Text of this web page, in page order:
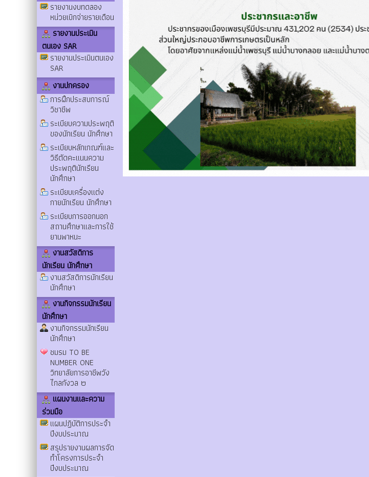
รายงานงบทดลอง
หน่วยเบิกจ่ายรายเดือน
รายงานประเมิน
ตนเอง SAR
รายงานประเมินตนเอง
SAR
งานปกครอง
การฝึกประสบการณ์
วิชาชีพ
ระเบียบความประพฤติ
ของนักเรียน นักศึกษา
ระเบียบหลักเกณฑ์และ
วิธีตัดคะแนนความ
ประพฤตินักเรียน
นักศึกษา
ระเบียบเครื่องแต่ง
กายนักเรียน นักศึกษา
ระเบียบการออกนอก
สถานศึกษาและการใช้
ยานพาหนะ
งานสวัสดิการ
นักเรียน นักศึกษา
งานสวัสดิการนักเรียน
นักศึกษา
งานกิจกรรมนักเรียน
นักศึกษา
งานกิจกรรมนักเรียน
นักศึกษา
ชมรม TO BE
NUMBER ONE
วิทยาลัยการอาชีพวัง
ไกลกังวล ๒
แผนงานและความ
ร่วมมือ
แผนปฏิบัติการประจำ
ปีงบประมาณ
สรุปรายงานผลการจัด
ทำโครงการประจำ
ปีงบประมาณ